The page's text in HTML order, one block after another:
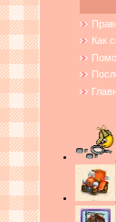
Как